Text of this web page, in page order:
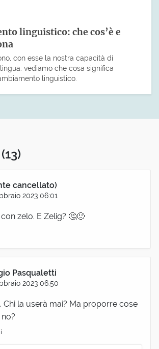
linguistico: che cos’è e
con esse la nostra capacità di
vediamo che cosa significa
linguistico.
(13)
cancellato)
2023 06:01
zelo. E Zelig? 🤔🙂
Pasqualetti
2023 06:50
Chi la userà mai? Ma proporre cose